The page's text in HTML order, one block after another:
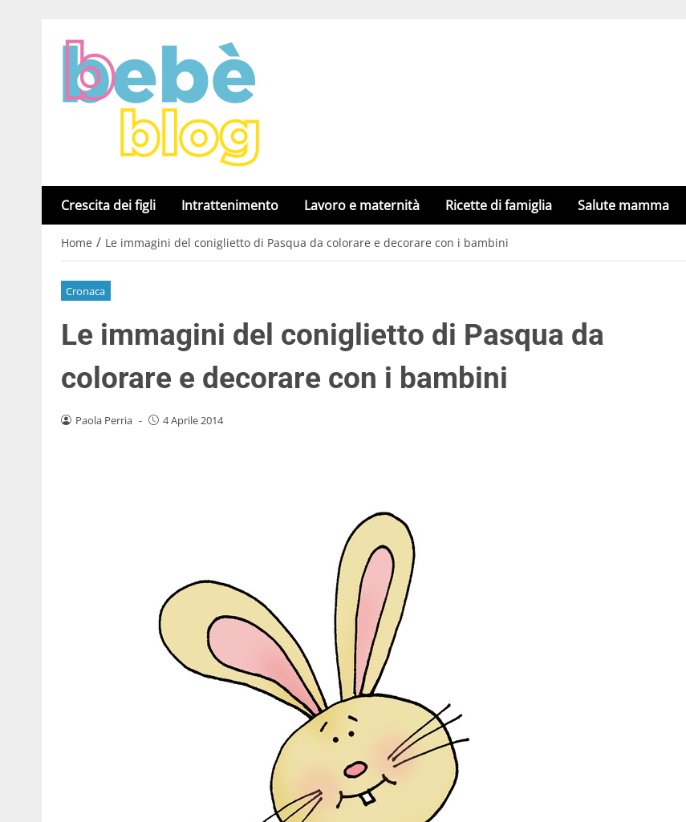
Crescita dei figli Intrattenimento Lavoro e maternità Ricette di famiglia Salute mamma
Home / Le immagini del coniglietto di Pasqua da colorare e decorare con i bambini
Cronaca
Le immagini del coniglietto di Pasqua da
colorare e decorare con i bambini
Paola Perria - 4 Aprile 2014